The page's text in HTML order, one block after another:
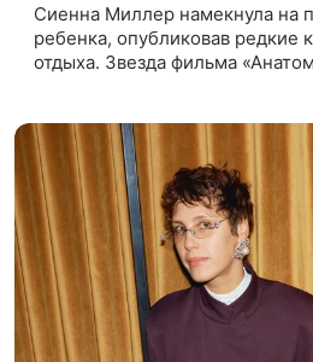
Сиенна Миллер намекнула на
ребенка, опубликовав редкие
отдыха. Звезда фильма